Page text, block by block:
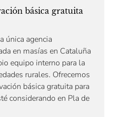
básica gratuita
única agencia
en masías en Cataluña
equipo interno para la
rurales. Ofrecemos
básica gratuita para
considerando en Pla de